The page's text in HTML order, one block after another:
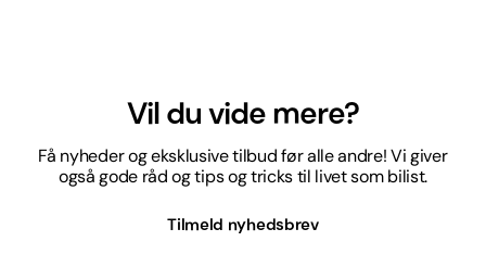
Vil du vide mere?
Få nyheder og eksklusive tilbud før alle andre! Vi giver
også gode råd og tips og tricks til livet som bilist.
Tilmeld nyhedsbrev